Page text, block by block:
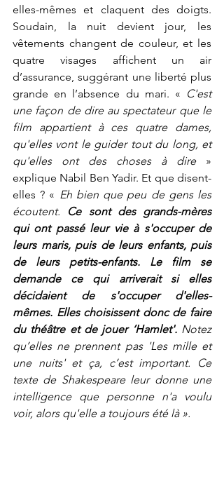
elles-mêmes et claquent des doigts.
Soudain, la nuit devient jour, les
vêtements changent de couleur, et les
quatre visages affichent un air
d’assurance, suggérant une liberté plus
grande en l’absence du mari. « C'est
une façon de dire au spectateur que le
film appartient à ces quatre dames,
qu'elles vont le guider tout du long, et
qu'elles ont des choses à dire »
explique Nabil Ben Yadir. Et que disent-
elles ? « Eh bien que peu de gens les
écoutent. Ce sont des grands-mères
qui ont passé leur vie à s'occuper de
leurs maris, puis de leurs enfants, puis
de leurs petits-enfants. Le film se
demande ce qui arriverait si elles
décidaient de s'occuper d'elles-
mêmes. Elles choisissent donc de faire
du théâtre et de jouer ‘Hamlet'. Notez
qu’elles ne prennent pas 'Les mille et
une nuits' et ça, c’est important. Ce
texte de Shakespeare leur donne une
intelligence que personne n'a voulu
voir, alors qu'elle a toujours été là ».